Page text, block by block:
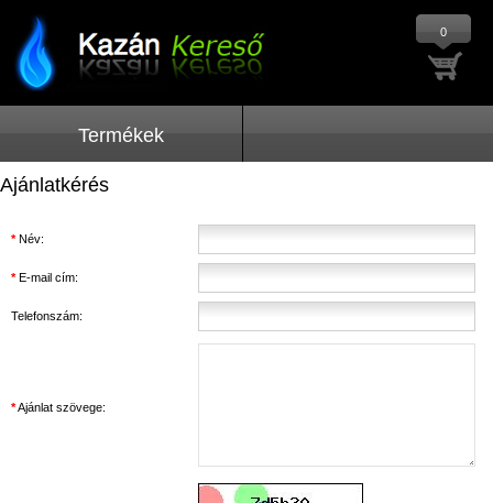
0
Termékek
Ajánlatkérés
*Név:
*E-mail cím:
Telefonszám:
*Ajánlat szövege: